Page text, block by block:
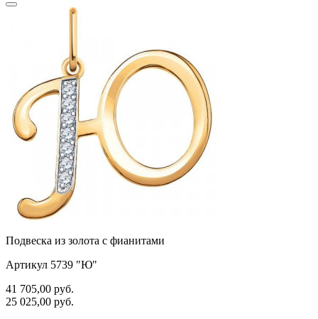
Подвеска из золота с фианитами
Артикул 5739 "Ю"
41 705,00 руб.
25 025,00 руб.